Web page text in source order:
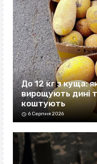
До 12 кг з куща:
вирощують дині
коштують
6 Серпня 2026